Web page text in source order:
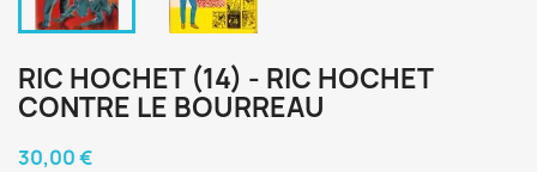
RIC HOCHET (14) - RIC HOCHET
CONTRE LE BOURREAU
30,00 €